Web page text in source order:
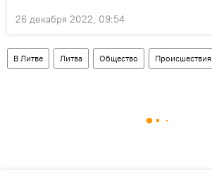
26 декабря 2022, 09:54
В Литве Литва Общество Происшествия